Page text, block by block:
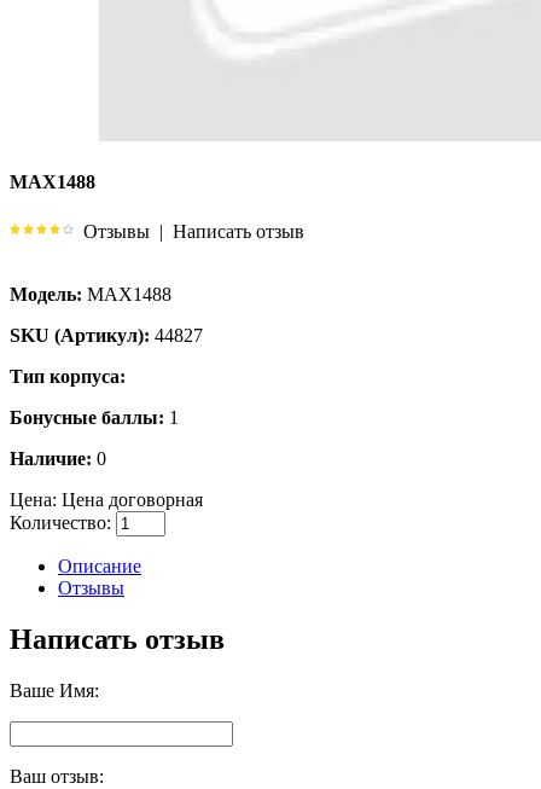
MAX1488
Отзывы | Написать отзыв
Модель: MAX1488
SKU (Артикул): 44827
Тип корпуса:
Бонусные баллы: 1
Наличие: 0
Цена: Цена договорная
Количество:
Описание
Отзывы
Написать отзыв
Ваше Имя:
Ваш отзыв: